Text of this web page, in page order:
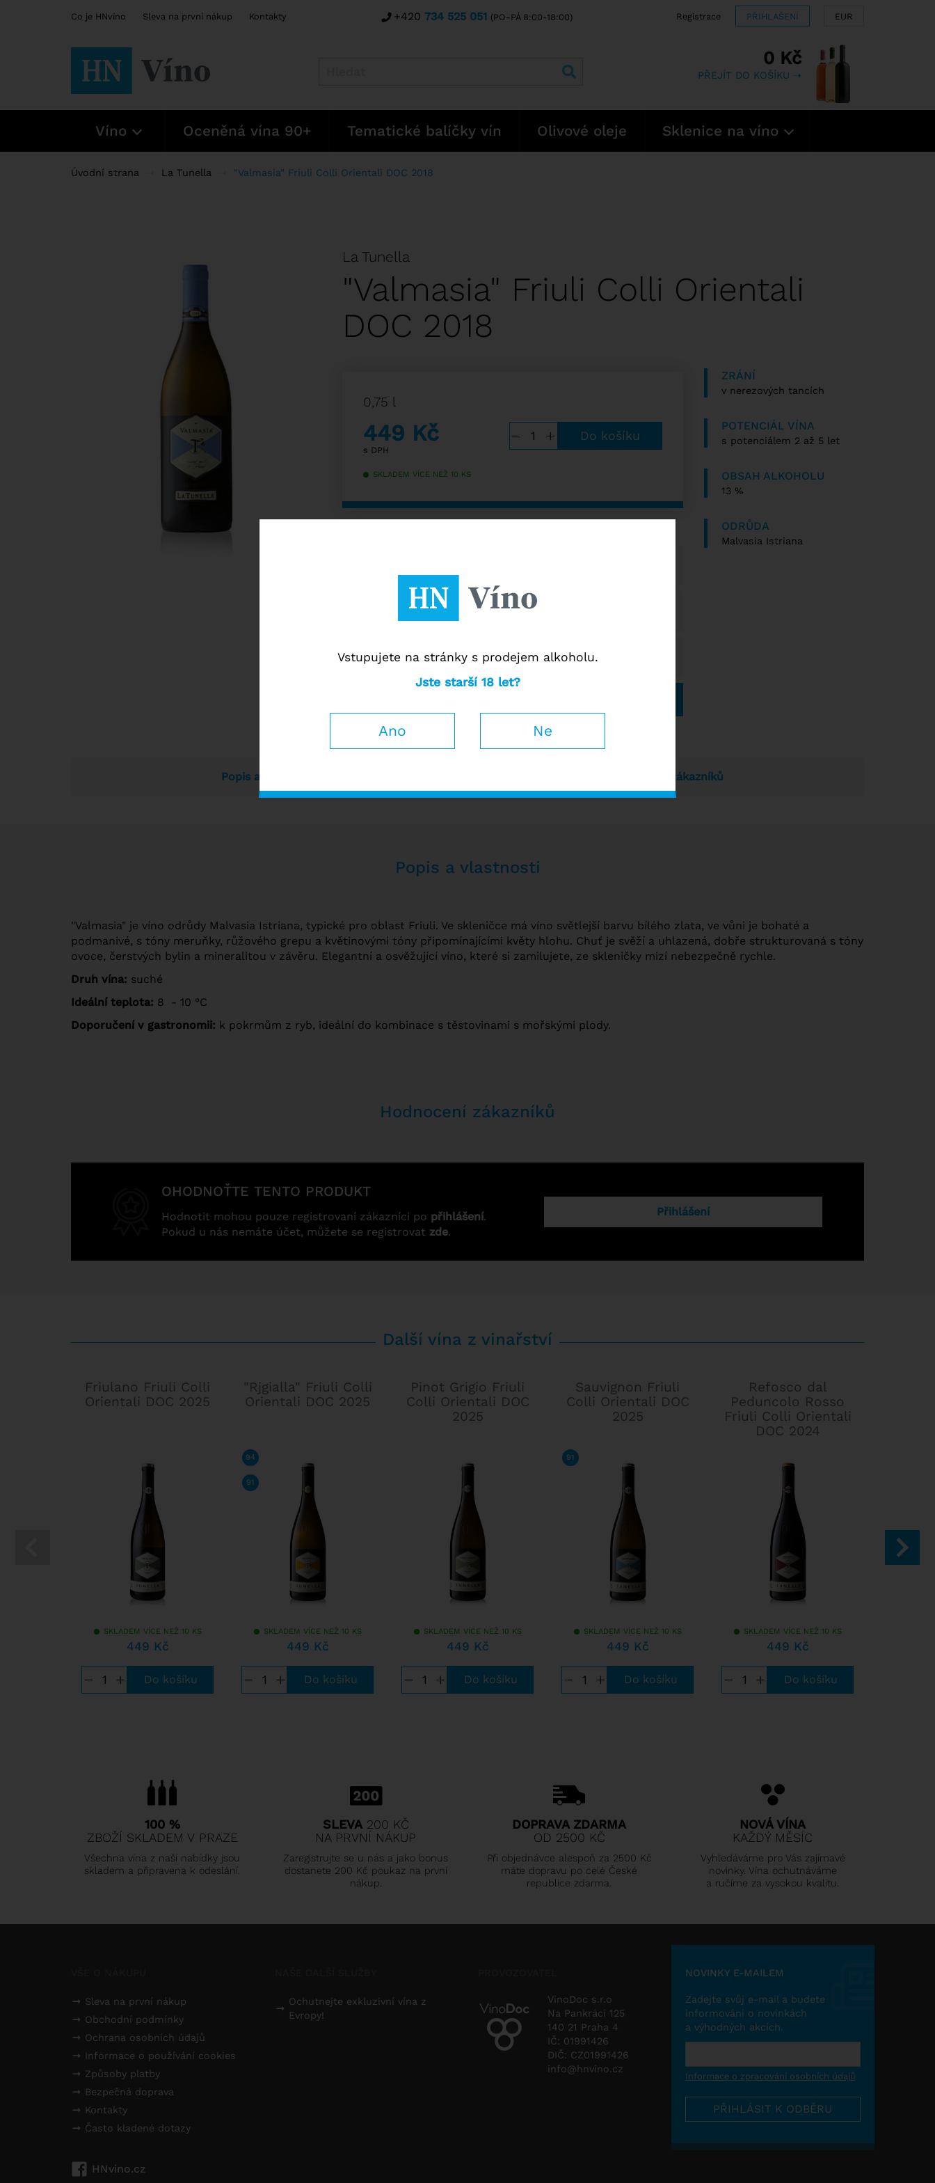
Co je HNvíno Sleva na první nákup Kontakty +420 734 525 051 (PO-PÁ 8:00-18:00) Registrace PŘIHLÁŠENÍ EUR
0 Kč
PŘEJÍT DO KOŠÍKU ➝
Víno Oceněná vína 90+ Tematické balíčky vín Olivové oleje Sklenice na víno
Úvodní strana La Tunella "Valmasia" Friuli Colli Orientali DOC 2018
La Tunella
"Valmasia" Friuli Colli Orientali
DOC 2018
0,75 l
449 Kč
s DPH
− +
SKLADEM VÍCE NEŽ 10 KS
12 lahvía ušetři 6 %
Kup18 lahví a ušetři 8 % 8 082 Kč 7 435 Kč
ZRÁNÍ
v nerezových tancích
POTENCIÁL VÍNA
s potenciálem 2 až 5 let
OBSAH ALKOHOLU
13 %
ODRŮDA
Malvasia Istriana
Popis a vlastnosti Hodnocení zákazníků
Popis a vlastnosti
"Valmasia" je víno odrůdy Malvasia Istriana, typické pro oblast Friuli. Ve skleničce má víno světlejší barvu bílého zlata, ve vůni je bohaté a
podmanivé, s tóny meruňky, růžového grepu a květinovými tóny připomínajícími květy hlohu. Chuť je svěží a uhlazená, dobře strukturovaná s tóny
ovoce, čerstvých bylin a mineralitou v závěru. Elegantní a osvěžující víno, které si zamilujete, ze skleničky mizí nebezpečně rychle.
Druh vína: suché
Ideální teplota: 8 - 10 °C
Doporučení v gastronomii: k pokrmům z ryb, ideální do kombinace s těstovinami s mořskými plody.
Hodnocení zákazníků
OHODNOŤTE TENTO PRODUKT
Hodnotit mohou pouze registrovaní zákazníci po přihlášení.
Pokud u nás nemáte účet, můžete se registrovat zde.
Přihlášení
Další vína z vinařství
Friulano Friuli Colli
Orientali DOC 2025
SKLADEM VÍCE NEŽ 10 KS
449 Kč
− +
"Rjgialla" Friuli Colli
Orientali DOC 2025
94
91
SKLADEM VÍCE NEŽ 10 KS
449 Kč
− +
Pinot Grigio Friuli
Colli Orientali DOC
2025
SKLADEM VÍCE NEŽ 10 KS
449 Kč
− +
Sauvignon Friuli
Colli Orientali DOC
2025
91
SKLADEM VÍCE NEŽ 10 KS
449 Kč
− +
Refosco dal
Peduncolo Rosso
Friuli Colli Orientali
DOC 2024
SKLADEM VÍCE NEŽ 10 KS
449 Kč
− +
100 %
ZBOŽÍ SKLADEM V PRAZE
Všechna vína z naší nabídky jsou
skladem a připravena k odeslání.
SLEVA200 KČ
NA PRVNÍ NÁKUP
Zaregistrujte se u nás a jako bonus
dostanete 200 Kč poukaz na první
nákup.
DOPRAVA ZDARMA
OD 2500 KČ
Při objednávce alespoň za 2500 Kč
máte dopravu po celé České
republice zdarma.
NOVÁ VÍNA
KAŽDÝ MĚSÍC
Vyhledáváme pro Vás zajímavé
novinky. Vína ochutnáváme
a ručíme za vysokou kvalitu.
Sleva na první nákup
Obchodní podmínky
Ochrana osobních údajů
Informace o používání cookies
Způsoby platby
Bezpečná doprava
Kontakty
Často kladené dotazy
HNvino.cz
Ochutnejte exkluzivní vína z
Evropy!
VinoDoc s.r.o
Na Pankráci 125
140 21 Praha 4
IČ: 01991426
DIČ: CZ01991426
info@hnvino.cz
NOVINKY E-MAILEM
Zadejte svůj e-mail a budete
informováni o novinkách
a výhodných akcích.
Informace o zpracování osobních údajů
Vstupujete na stránky s prodejem alkoholu.
Jste starší 18 let?
Ano Ne